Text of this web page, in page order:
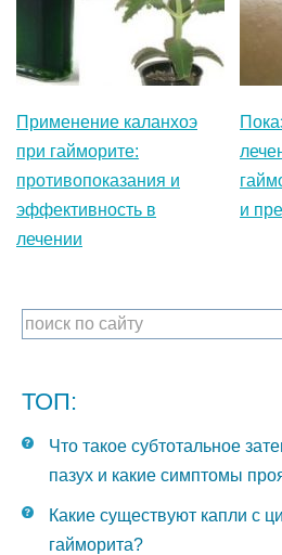
Применение каланхоэ
при гайморите:
противопоказания и
эффективность в
лечении
и
ТОП:
Что такое субтотальное
пазух и какие симптомы
Какие существуют капли с
гайморита?